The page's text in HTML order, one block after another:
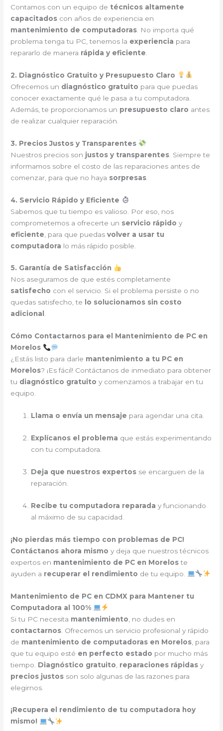
Contamos con un equipo de técnicos altamente
capacitados con años de experiencia en
mantenimiento de computadoras . No importa qué
problema tenga tu PC, tenemos la experiencia para
repararlo de manera rápida y eficiente
2. Diagnóstico Gratuito y Presupuesto Claro
Ofrecemos un diagnóstico gratuito para que puedas
conocer exactamente qué le pasa a tu computadora.
Además, te proporcionamos un presupuesto claro antes
de realizar cualquier reparación.
3. Precios Justos y Transparentes
Nuestros precios son justos y transparentes . Siempre te
informamos sobre el costo de las reparaciones antes de
comenzar, para que no haya sorpresas
4. Servicio Rápido y Eficiente
Sabemos que tu tiempo es valioso. Por eso, nos
comprometemos a ofrecerte un servicio rápido y
eficiente , para que puedasvolver a usar tu
computadora lo más rápido posible.
5. Garantía de Satisfacción
Nos aseguramos de que estés completamente
satisfecho con el servicio. Si el problema persiste o no
quedas satisfecho, te
lo solucionamos sin costo
adicional .
Cómo Contactarnos para el Mantenimiento de PC en
Morelos
¿Estás listo para darle mantenimiento a tu PC en
Morelos? ¡Es fácil! Contáctanos de inmediato para obtener
tu diagnóstico gratuito y comenzamos a trabajar en tu
equipo.
Llama o envía un mensaje para agendar una cita.
Explícanos el problema que estás experimentando
con tu computadora.
Deja que nuestros expertos se encarguen de la
reparación.
Recibe tu computadora reparada y funcionando
al máximo de su capacidad.
¡No pierdas más tiempo con problemas de PC!
Contáctanos ahora mismo y deja que nuestros técnicos
expertos en mantenimiento de PC en Moreloste
ayuden a recuperar el rendimiento de tu equipo.
Mantenimiento de PC en CDMX para Mantener tu
Computadora al 100%
Si tu PC necesita mantenimiento , no dudes en
contactarnos . Ofrecemos un servicio profesional y rápido
de mantenimiento de computadoras en Morelos , para
que tu equipo esté en perfecto estado por mucho más
tiempo. Diagnóstico gratuito reparaciones rápidas y
precios justos son solo algunas de las razones para
elegirnos.
¡Recupera el rendimiento de tu computadora hoy
mismo!